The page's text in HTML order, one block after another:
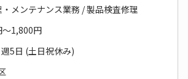
メンテナンス業務 / 製品検査修理
1,800円
5日 (土日祝休み)